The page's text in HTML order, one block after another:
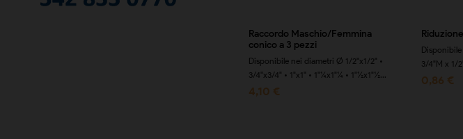
Raccordo Maschio/Femmina
conico a 3 pezzi
Disponibile nei diametri Ø 1/2"x1/2" •
3/4"x3/4" • 1"x1" • 1"¼x1"¼ • 1"½x1"½...
4,10 €
3/4"M x 1/
0,86 €